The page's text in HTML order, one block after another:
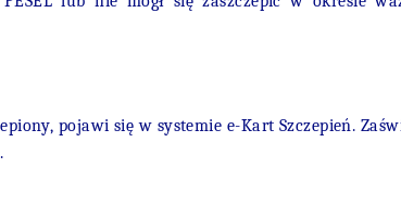
pojawi się w systemie e-Kart Szczepień.